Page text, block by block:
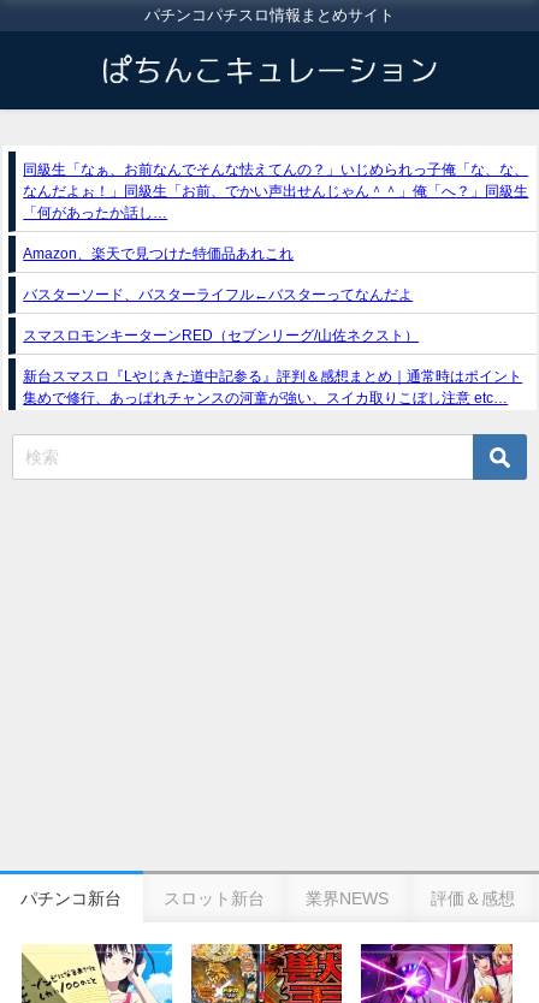
パチンコパチスロ情報まとめサイト
同級生「なぁ、お前なんでそんな怯えてんの？」いじめられっ子俺「な、な、
なんだよぉ！」同級生「お前、でかい声出せんじゃん＾＾」俺「へ？」同級生
「何があったか話し…
Amazon、楽天で見つけた特価品あれこれ
バスターソード、バスターライフル←バスターってなんだよ
スマスロモンキーターンRED（セブンリーグ/山佐ネクスト）
新台スマスロ『Lやじきた道中記参る』評判＆感想まとめ｜通常時はポイント
集めで修行、あっぱれチャンスの河童が強い、スイカ取りこぼし注意 etc…
e獣王-獅子の一撃-｜スペック・攻略情報
新台パチンコ『e魔女と野獣』公式PV動画｜LT直行型399帯、運命分岐から上
パチンコ新台 スロット新台 業界NEWS 評価＆感想